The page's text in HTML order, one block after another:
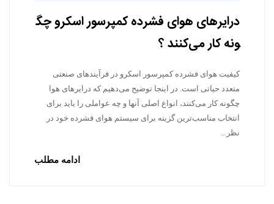
درایرهای هوای فشرده کمپرسور اسکرو چگ
ونه کار می‌کنند ؟
کیفیت هوای فشرده کمپرسور اسکرو در فرآیندهای صنعتی
متعدد حیاتی است. در اینجا توضیح می‌دهیم که درایرهای هوا
چگونه کار می‌کنند، انواع اصلی آنها و چه عواملی را باید برای
انتخاب مناسب‌ترین گزینه برای سیستم هوای فشرده خود در
نظر…
ادامه مطلب